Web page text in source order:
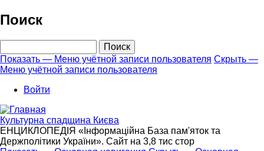
Перейти
к
основному
Поиск
Меню
учётной
записи
пользователя
Показать — Меню учётной записи пользователя Скрыть —
Меню учётной записи пользователя
Войти
Культурна спадщина Києва
ЕНЦИКЛОПЕДІЯ «Інформаційна База пам'яток та
Держполітики України». Сайт на 3,8 тис стор